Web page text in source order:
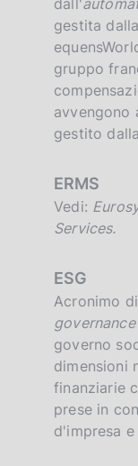
gestita
gruppo
avvengono
gestito
ERMS
Vedi:
Services.
ESG
Acronimo di
governance
governo
dimensioni
finanziarie
prese in
d'impresa